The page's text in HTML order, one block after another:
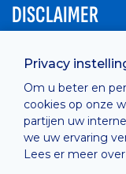
Privacy
Om u beter en
cookies op onze
partijen uw
we uw ervaring
Lees er meer
DISCLAIMER
Privacy Policy
Cashless
Cookie Policy